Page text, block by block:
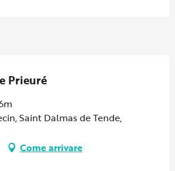
Prieuré
Saint Dalmas de Tende,
Come arrivare